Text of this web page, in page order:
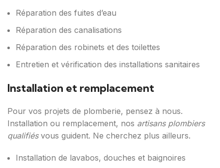
Réparation des fuites d’eau
Réparation des canalisations
Réparation des robinets et des toilettes
Entretien et vérification des installations sanitaires
Installation et remplacement
Pour vos projets de plomberie, pensez à nous.
Installation ou remplacement, nos artisans plombiers
qualifiésvous guident. Ne cherchez plus ailleurs.
Installation de lavabos, douches et baignoires